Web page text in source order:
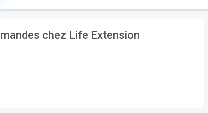
chez Life Extension